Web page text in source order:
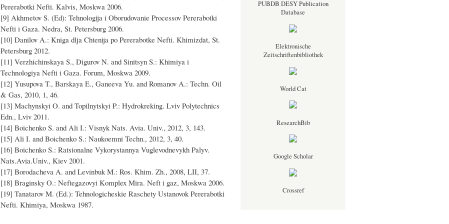
Pererabotki Nefti. Kalvis, Moskwa 2006.
[9] Akhmetov S. (Ed): Tehnologija i Oborudovanie Processov Pererabotki
Nefti i Gaza. Nedra, St. Petersburg 2006.
[10] Danilov A.: Kniga dlja Chtenija po Pererabotke Nefti. Khimizdat, St.
Petersburg 2012.
[11] Verzhichinskaya S., Digurov N. and Sinitsyn S.: Khimiya i
Technologiya Nefti i Gaza. Forum, Moskwa 2009.
[12] Yusupova T., Barskaya E., Ganeeva Yu. and Romanov A.: Techn. Oil
& Gas, 2010, 1, 46.
[13] Machynskyi O. and Topіlnytskyi P.: Hydrokrekіng. Lvіv Polytechnics
Edn., Lviv 2011.
[14] Boichenko S. and Ali I.: Visnyk Nats. Avia. Univ., 2012, 3, 143.
[15] Ali I. and Boichenko S.: Naukoemni Techn., 2012, 3, 40.
[16] Boichenko S.: Ratsionalne Vykorystannya Vuglevodnevykh Palyv.
Nats.Avia.Univ., Kiev 2001.
[17] Borodacheva A. and Levinbuk M.: Ros. Khim. Zh., 2008, LII, 37.
[18] Braginsky O.: Neftegazovyi Komplex Mira. Neft i gaz, Moskwa 2006.
[19] Tanatarov M. (Ed.): Tehnologicheskie Raschety Ustanovok Pererabotki
Nefti. Khimiya, Moskwa 1987.
PUBDB DESY Publication
Database
Elektronische
Zeitschriftenbibliothek
World Cat
ResearchBib
Google Scholar
Crossref